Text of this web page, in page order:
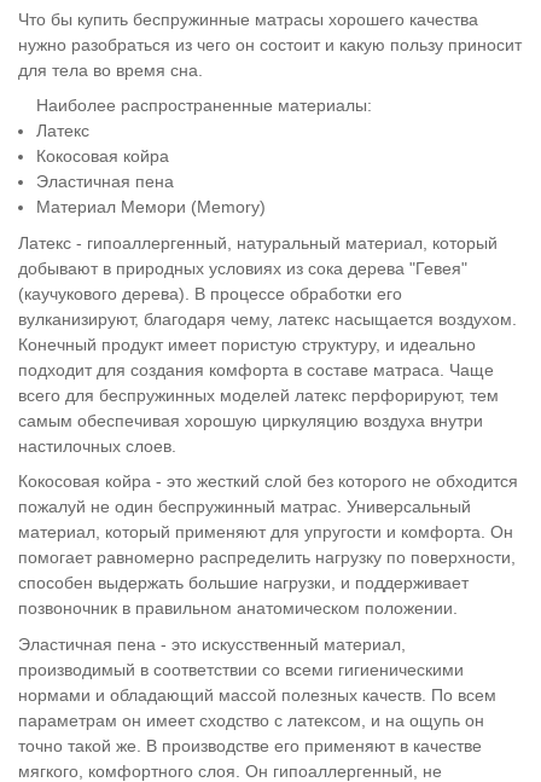
Что бы купить беспружинные матрасы хорошего качества
нужно разобраться из чего он состоит и какую пользу приносит
для тела во время сна.
Наиболее распространенные материалы:
Латекс
Кокосовая койра
Эластичная пена
Материал Мемори (Memory)
Латекс - гипоаллергенный, натуральный материал, который
добывают в природных условиях из сока дерева "Гевея"
(каучукового дерева). В процессе обработки его
вулканизируют, благодаря чему, латекс насыщается воздухом.
Конечный продукт имеет пористую структуру, и идеально
подходит для создания комфорта в составе матраса. Чаще
всего для беспружинных моделей латекс перфорируют, тем
самым обеспечивая хорошую циркуляцию воздуха внутри
настилочных слоев.
Кокосовая койра - это жесткий слой без которого не обходится
пожалуй не один беспружинный матрас. Универсальный
материал, который применяют для упругости и комфорта. Он
помогает равномерно распределить нагрузку по поверхности,
способен выдержать большие нагрузки, и поддерживает
позвоночник в правильном анатомическом положении.
Эластичная пена - это искусственный материал,
производимый в соответствии со всеми гигиеническими
нормами и обладающий массой полезных качеств. По всем
параметрам он имеет сходство с латексом, и на ощупь он
точно такой же. В производстве его применяют в качестве
мягкого, комфортного слоя. Он гипоаллергенный, не